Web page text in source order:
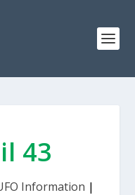
43
Information |